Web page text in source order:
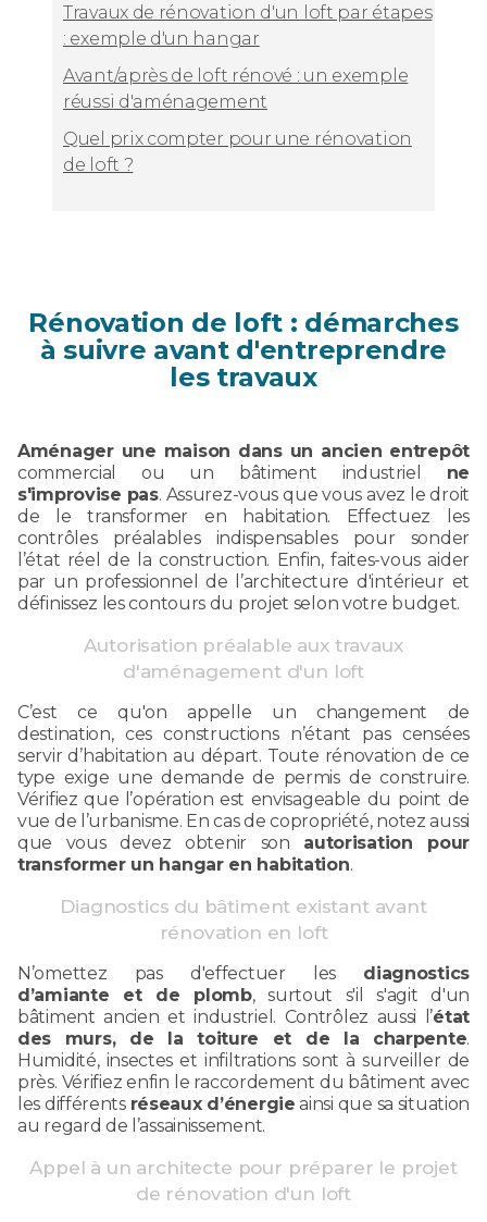
Travaux de rénovation d'un loft par étapes
: exemple d'un hangar
Avant/après de loft rénové : un exemple
réussi d'aménagement
Quel prix compter pour une rénovation
de loft ?
Rénovation de loft : démarches
à suivre avant d'entreprendre
les travaux
Aménager une maison dans un ancien entrepôt
commercial ou un bâtiment industriel ne
s'improvise pas. Assurez-vous que vous avez le droit
de le transformer en habitation. Effectuez les
contrôles préalables indispensables pour sonder
l’état réel de la construction. Enfin, faites-vous aider
par un professionnel de l’architecture d'intérieur et
définissez les contours du projet selon votre budget.
Autorisation préalable aux travaux
d'aménagement d'un loft
C’est ce qu'on appelle un changement de
destination, ces constructions n’étant pas censées
servir d’habitation au départ. Toute rénovation de ce
type exige une demande de permis de construire.
Vérifiez que l’opération est envisageable du point de
vue de l’urbanisme. En cas de copropriété, notez aussi
que vous devez obtenir son autorisation pour
transformer un hangar en habitation.
Diagnostics du bâtiment existant avant
rénovation en loft
N’omettez pas d'effectuer les diagnostics
d’amiante et de plomb, surtout s'il s'agit d'un
bâtiment ancien et industriel. Contrôlez aussi l’état
des murs, de la toiture et de la charpente.
Humidité, insectes et infiltrations sont à surveiller de
près. Vérifiez enfin le raccordement du bâtiment avec
les différents réseaux d’énergie ainsi que sa situation
au regard de l’assainissement.
Appel à un architecte pour préparer le projet
de rénovation d'un loft